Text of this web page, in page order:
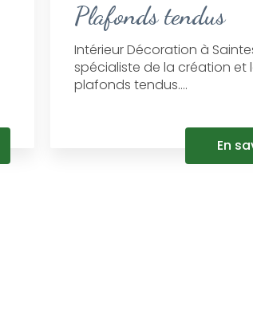
Plafonds tendus
Intérieur Décoration à
spécialiste de la création et
plafonds tendus....
En